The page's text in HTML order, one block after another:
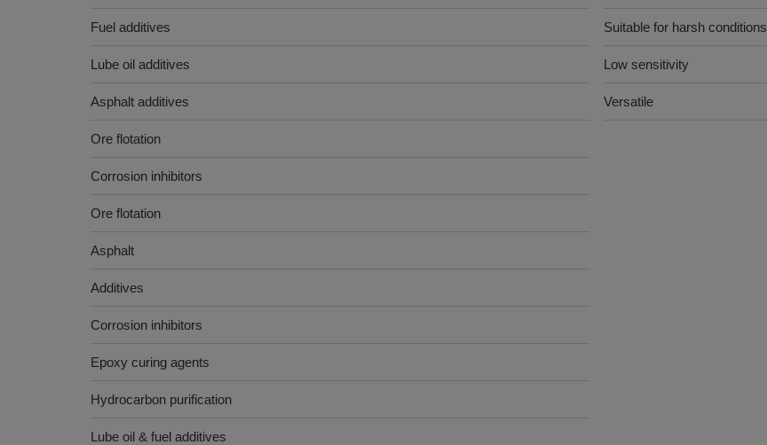
Fuel additives
Lube oil additives
Asphalt additives
Ore flotation
Corrosion inhibitors
Ore flotation
Asphalt
Additives
Corrosion inhibitors
Epoxy curing agents
Hydrocarbon purification
Lube oil & fuel additives
Suitable for harsh conditions
Low sensitivity
Versatile